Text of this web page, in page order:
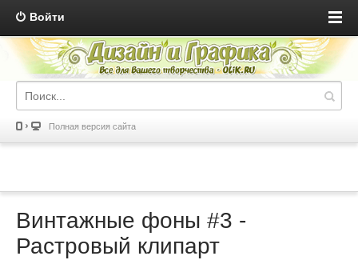
Войти
Полная версия сайта
Винтажные фоны #3 -
Растровый клипарт